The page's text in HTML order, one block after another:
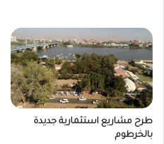
طرح مشاريع استثمارية جديدة
بالخرطوم